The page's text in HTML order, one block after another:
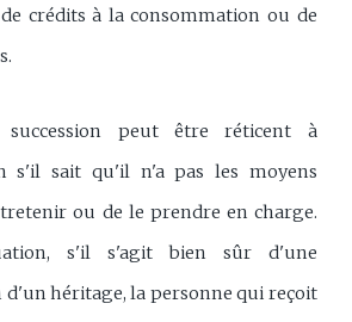
crédits à la consommation ou de
succession peut être réticent à
s'il sait qu'il n'a pas les moyens
ou de le prendre en charge.
s'il s'agit bien sûr d'une
d'un héritage, la personne qui reçoit